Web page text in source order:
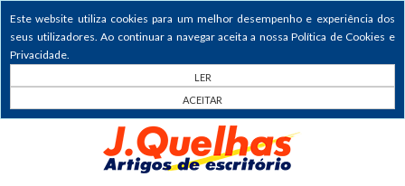
Este website utiliza cookies para um melhor desempenho e experiência dos
seus utilizadores. Ao continuar a navegar aceita a nossa Política de Cookies e
Privacidade.
LER
ACEITAR